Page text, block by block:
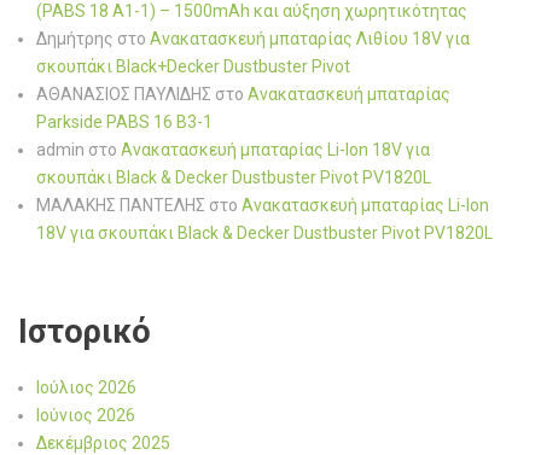
(PABS 18 A1-1) – 1500mAh και αύξηση χωρητικότητας
Δημήτρης στο Ανακατασκευή μπαταρίας Λιθίου 18V για
σκουπάκι Black+Decker Dustbuster Pivot
ΑΘΑΝΑΣΙΟΣ ΠΑΥΛΙΔΗΣ στο Ανακατασκευή μπαταρίας
Parkside PABS 16 B3-1
admin στο Ανακατασκευή μπαταρίας Li-Ion 18V για
σκουπάκι Black & Decker Dustbuster Pivot PV1820L
ΜΑΛΑΚΗΣ ΠΑΝΤΕΛΗΣ στο Ανακατασκευή μπαταρίας Li-Ion
18V για σκουπάκι Black & Decker Dustbuster Pivot PV1820L
Ιστορικό
Ιούλιος 2026
Ιούνιος 2026
Δεκέμβριος 2025